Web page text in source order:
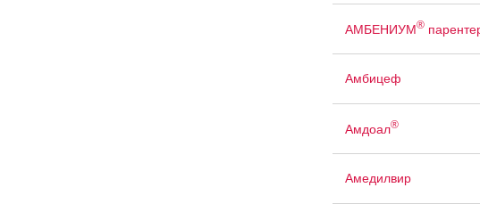
АМБЕНИУМ®
Амбицеф
Амдоал®
Амедилвир